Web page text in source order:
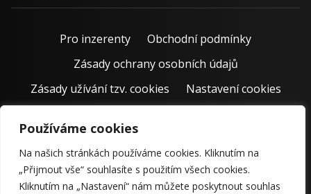
Používáme cookies
Na našich stránkách používáme cookies. Kliknutím na
„Přijmout vše“ souhlasíte s použitím všech cookies.
Kliknutím na „Nastavení“ nám můžete poskytnout souhlas
Pro inzerenty
Obchodní podmínky
Zásady ochrany osobních údajů
Zásady užívání tzv. cookies
Nastavení cookies